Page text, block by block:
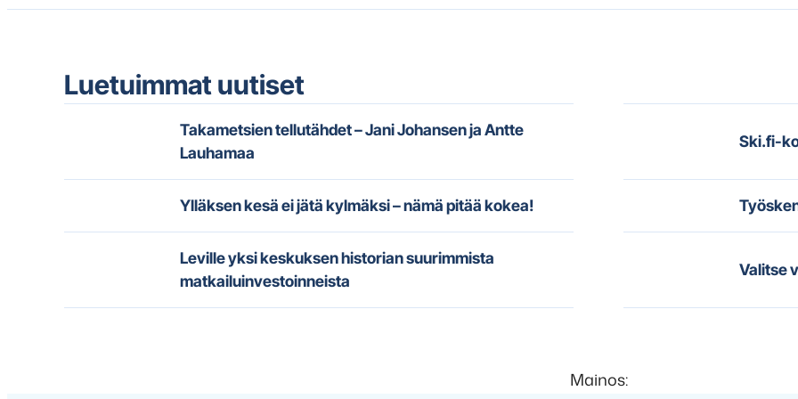
Luetuimmat uutiset
Takametsien tellutähdet – Jani Johansen ja Antte
Lauhamaa
Ski.fi-
Ylläksen kesä ei jätä kylmäksi – nämä pitää kokea!
Leville yksi keskuksen historian suurimmista
matkailuinvestoinneista
Valitse
Mainos: